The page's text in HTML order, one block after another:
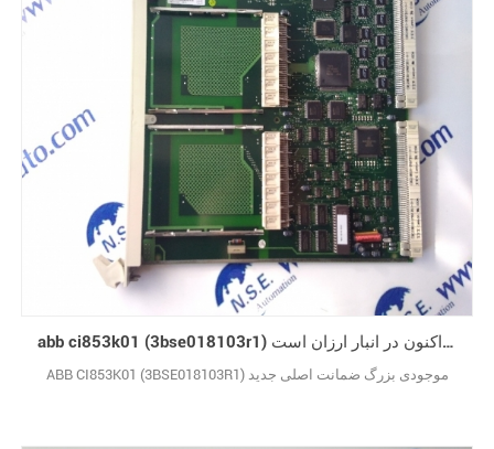
abb ci853k01 (3bse018103r1) ارتقاء فروش اکنون در انبار ارزان است
ABB CI853K01 (3BSE018103R1) موجودی بزرگ ضمانت اصلی جدید